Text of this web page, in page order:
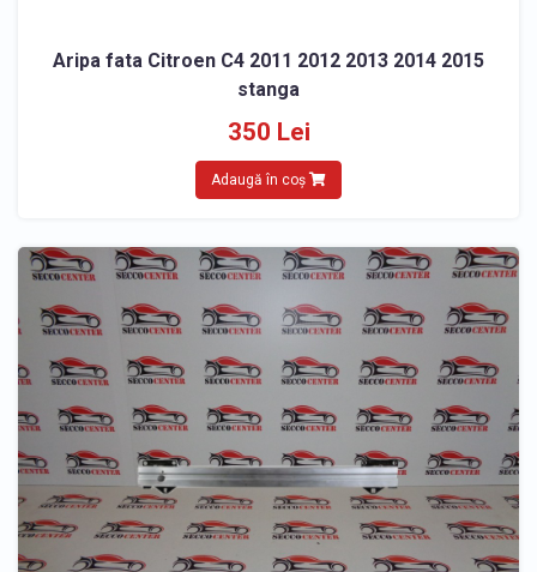
Aripa fata Citroen C4 2011 2012 2013 2014 2015
stanga
350 Lei
Adaugă în coș